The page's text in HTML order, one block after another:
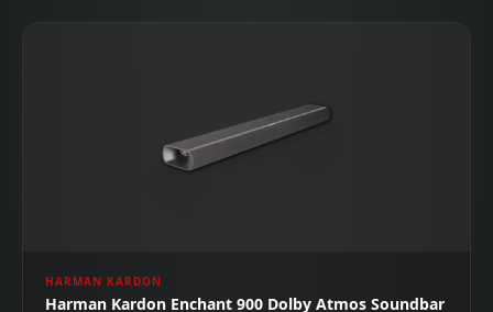
HARMAN KARDON
Harman Kardon Enchant 900 Dolby Atmos Soundbar